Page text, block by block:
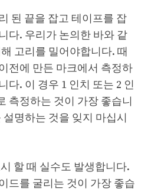
된 끝을 잡고 테이프를 잡
다. 우리가 논의한 바와 같
고리를 밀어야합니다. 때
전에 만든 마크에서 측정하
다. 이 경우 1 인치 또는 2 인
측정하는 것이 가장 좋습니
명하는 것을 잊지 마십시
할 때 실수도 발생합니다.
드를 굴리는 것이 가장 좋습